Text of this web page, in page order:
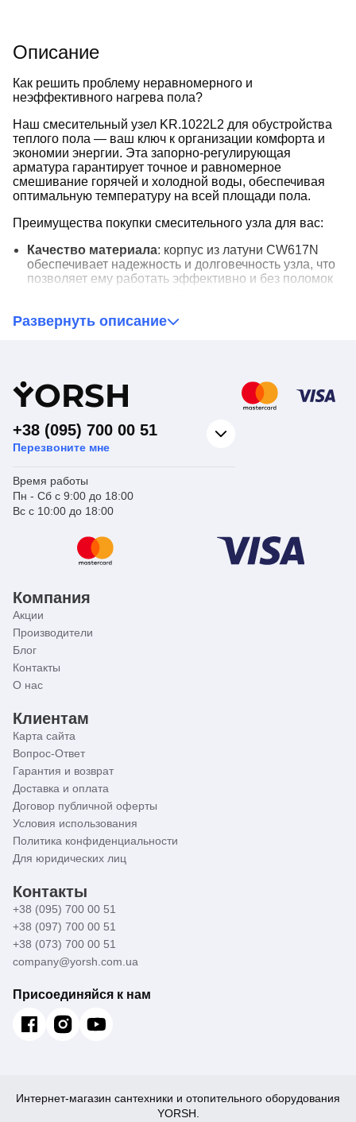
Описание
Как решить проблему неравномерного и
неэффективного нагрева пола?
Наш смесительный узел KR.1022L2 для обустройства
теплого пола — ваш ключ к организации комфорта и
экономии энергии. Эта запорно-регулирующая
арматура гарантирует точное и равномерное
смешивание горячей и холодной воды, обеспечивая
оптимальную температуру на всей площади пола.
Преимущества покупки смесительного узла для вас:
Качество материала: корпус из латуни CW617N
обеспечивает надежность и долговечность узла, что
позволяет ему работать эффективно и без поломок
минимизируя сложности с подключением.
Диапазон шкалы термометры
: обеспечивает
точное управление температурой, что позволяет
вам настроить комфортный микроклимат в вашем
доме или офисе.
перегрева или холода, создавая идеальный
микроклимат в вашем доме с помощью Koer
KR.1022L2 смесительного узла для теплого пола.
Развернуть описание
YORSH
+38 (095) 700 00 51
Перезвоните мне
Время работы
Пн - Сб с 9:00 до 18:00
Вс с 10:00 до 18:00
Компания
Акции
Производители
Блог
Контакты
О нас
Клиентам
Карта сайта
Вопрос-Ответ
Гарантия и возврат
Доставка и оплата
Договор публичной оферты
Условия использования
Политика конфиденциальности
Для юридических лиц
Контакты
+38 (095) 700 00 51
+38 (097) 700 00 51
+38 (073) 700 00 51
company@yorsh.com.ua
Присоединяйся к нам
Интернет-магазин сантехники и отопительного оборудования
YORSH.